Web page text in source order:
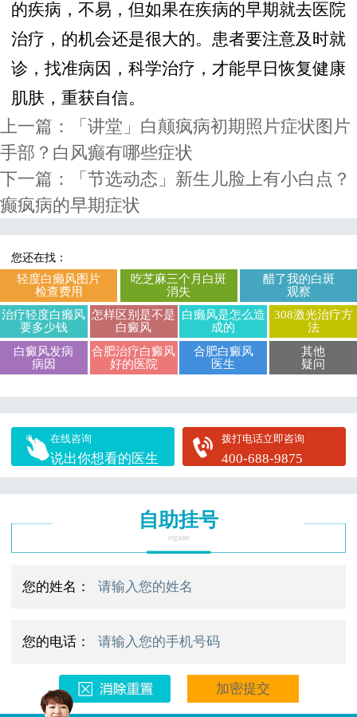
的疾病，不易，但如果在疾病的早期就去医院
治疗，的机会还是很大的。患者要注意及时就
诊，找准病因，科学治疗，才能早日恢复健康
肌肤，重获自信。
上一篇：
「讲堂」白颠疯病初期照片症状图片
手部？白风癫有哪些症状
下一篇：
「节选动态」新生儿脸上有小白点？
癫疯病的早期症状
您还在找：
轻度白癞风图片
检查费用
吃芝麻三个月白斑
消失
醋了我的白斑
观察
治疗轻度白癞风
要多少钱
怎样区别是不是
白癜风
白癞风是怎么造
成的
308激光治疗方
法
白癜风发病
病因
合肥治疗白癜风
好的医院
合肥白癜风
医生
其他
疑问
在线咨询
说出你想看的医生
拨打电话立即咨询
400-688-9875
自助挂号
register
您的姓名：
您的电话：